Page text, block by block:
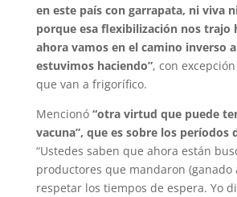
en este país con garrapata, ni viva
porque esa flexibilización nos trajo
ahora vamos en el camino inverso
estuvimos haciendo”, con
que van a frigorífico.
Mencionó “otra virtud que puede
vacuna”, que es sobre los períodos
“Ustedes saben que ahora están
productores que mandaron (ganado
respetar los tiempos de espera. Yo